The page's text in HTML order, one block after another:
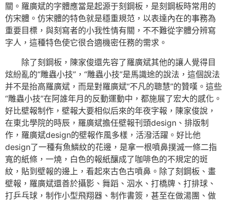
關。羅廣斌的字體應當是起源于刻鋼板，是刻鋼板時常用的
仿宋體。仿宋體的特色就是穩重規范，以表達內在的事務為
重要目標，與刻寫者的小我性情有關，不不難從字體分辨寫
字人，這種特色使它很合適機密任務的需求。
除了刻鋼板，陳家俊還先容了羅廣斌其他的讓人覺得目
炫紛亂的“雕蟲小技”，“雕蟲小技”是馬識途的說法，這個說法
并不是抬高羅廣斌，而是對羅廣斌“不凡的聰慧”的贊嘆。這些
“雕蟲小技”在阿誰年月的反動運動中，都施展了宏大的感化。
好比壁報制作，壁報大要相似后來的年夜字報，陳家俊說，
在東北學院的時辰，羅廣斌擔任壁報刊頭design、排版制
作，羅廣斌design的壁報作風多樣，活潑活躍。好比他
design了一種有魚鱗紋的花邊，是拿一根噴鼻撲滅一條二指
寬的紙條，一燒，白色的報紙釀成了咖啡色的不規定的斑
紋，貼到壁報的邊上，看起來古色古噴鼻。除了刻鋼板、畫
壁報，羅廣斌還善於攝影、舞蹈、泅水、打橋牌、打排球、
打乒乓球，制作小型飛翔器、制作書簽，甚至在做湯團、做